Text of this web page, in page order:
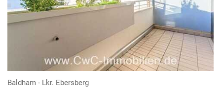
Baldham - Lkr. Ebersberg